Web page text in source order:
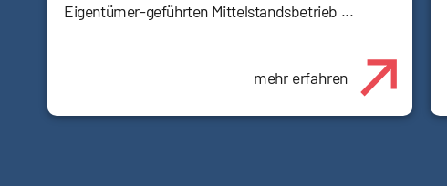
Eigentümer-geführten Mittelstandsbetrieb ...
mehr erfahren